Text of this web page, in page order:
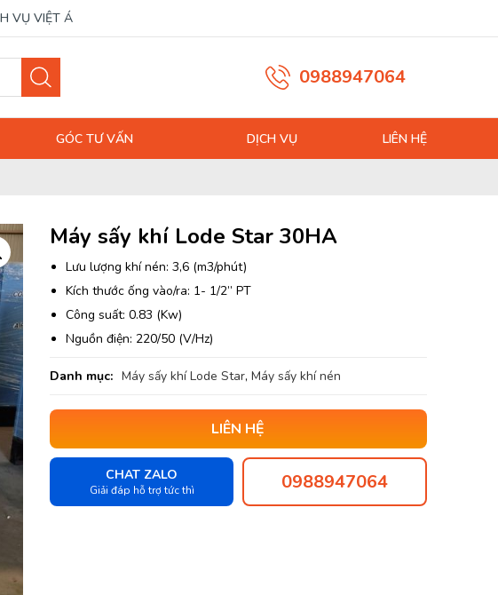
VỤ VIỆT Á
0988947064
GÓC TƯ VẤN DỊCH VỤ LIÊN HỆ
Máy sấy khí Lode Star 30HA
Lưu lượng khí nén: 3,6 (m3/phút)
Kích thước ống vào/ra: 1- 1/2” PT
Công suất: 0.83 (Kw)
Nguồn điện: 220/50 (V/Hz)
Danh mục: Máy sấy khí Lode Star, Máy sấy khí nén
LIÊN HỆ
CHAT ZALO
Giải đáp hỗ trợ tức thì 0988947064